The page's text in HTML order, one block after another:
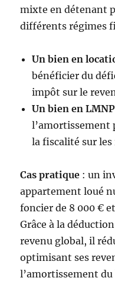
mixte en détenant
différents régimes
Un bien en
bénéficier du
impôt sur le
Un bien en LMNP
l’amortissement
la fiscalité sur
Cas pratique : un
appartement loué
foncier de 8 000 €
Grâce à la
revenu global, il
optimisant ses
l’amortissement